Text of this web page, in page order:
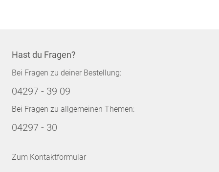
Hast du Fragen?
Bei Fragen zu deiner Bestellung:
04297 - 39 09
Bei Fragen zu allgemeinen Themen:
04297 - 30
Zum Kontaktformular